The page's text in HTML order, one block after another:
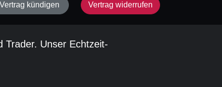
Vertrag kündigen Vertrag widerrufen
Trader. Unser Echtzeit-